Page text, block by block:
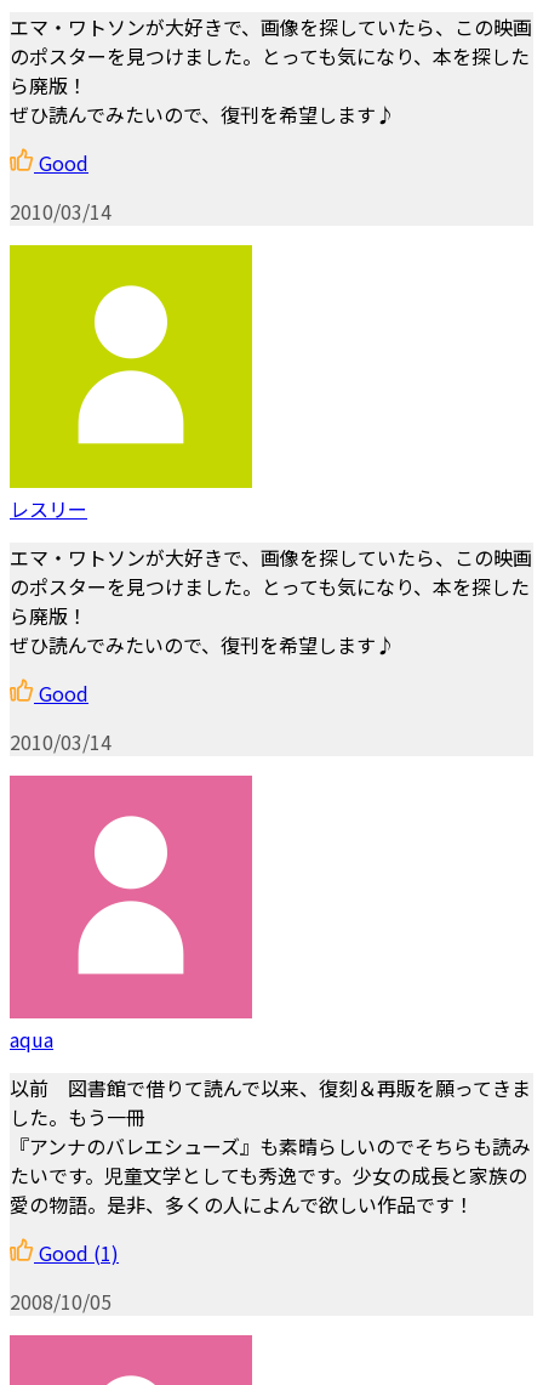
エマ・ワトソンが大好きで、画像を探していたら、この映画
のポスターを見つけました。とっても気になり、本を探した
ら廃版！
ぜひ読んでみたいので、復刊を希望します♪
Good
2010/03/14
レスリー
エマ・ワトソンが大好きで、画像を探していたら、この映画
のポスターを見つけました。とっても気になり、本を探した
ら廃版！
ぜひ読んでみたいので、復刊を希望します♪
Good
2010/03/14
aqua
以前 図書館で借りて読んで以来、復刻＆再販を願ってきま
した。もう一冊
『アンナのバレエシューズ』も素晴らしいのでそちらも読み
たいです。児童文学としても秀逸です。少女の成長と家族の
愛の物語。是非、多くの人によんで欲しい作品です！
Good (1)
2008/10/05